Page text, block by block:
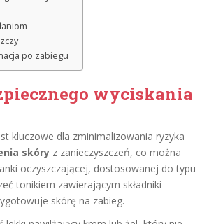
po zabiegu
wyciskania
kluczowe dla zminimalizowania ryzyka
skóry z zanieczyszczeń, co można
oczyszczającej, dostosowanej do typu
tonikiem zawierającym składniki
skórę na zabieg.